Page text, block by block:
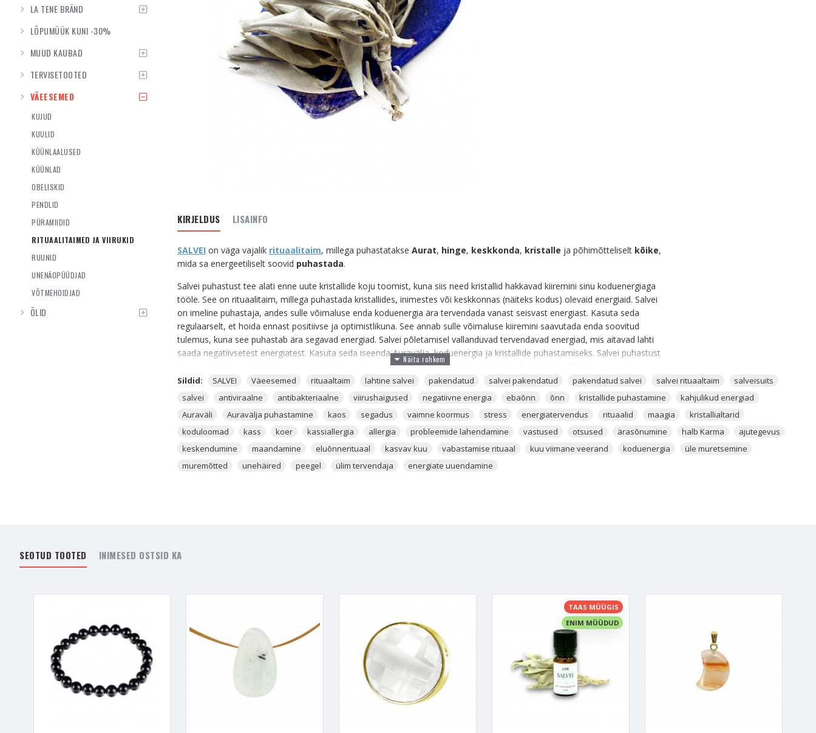
LA TENE BRÄND
LÕPUMÜÜK KUNI -30%
MUUD KAUBAD
TERVISETOOTED
VÄEESEMED
KUJUD
KUULID
KÜÜNLAALUSED
KÜÜNLAD
OBELISKID
PENDLID
PÜRAMIIDID
RITUAALITAIMED JA VIIRUKID
RUUNID
UNENÄOPÜÜDJAD
VÕTMEHOIDJAD
ÕLID
KIRJELDUS LISAINFO
SALVEI on väga vajalik rituaalitaim, millega puhastatakse Aurat, hinge, keskkonda, kristalle ja põhimõtteliselt kõike,
mida sa energeetiliselt soovid puhastada.
Salvei puhastust tee alati enne uute kristallide koju toomist, kuna siis need kristallid hakkavad kiiremini sinu koduenergiaga
tööle. See on rituaalitaim, millega puhastada kristallides, inimestes või keskkonnas (näiteks kodus) olevaid energiaid. Salvei
on imeline puhastaja, andes sulle võimaluse enda koduenergia ära tervendada vanast seisvast energiast. Kasuta seda
regulaarselt, et hoida ennast positiivse ja optimistlikuna. See annab sulle võimaluse kiiremini saavutada enda soovitud
tulemus, kuna see puhastab ära segavad energiad. Salvei põletamisel vallanduvad tervendavad energiad, mis aitavad lahti
saada negatiivsetest energiatest. Kasuta seda iseenda Auravälja, koduenergia ja kristallide puhastamiseks. Salvei puhastust
tee iseenda Auraväljale, kui sa soovid lahti saada muremõtetest, stressist, unehäirest või ükskõik millisest segavast
vaimsest energiast. Salvei on ennekõike taim, millega eemale tõrjuda halbu hingesid ja energiat.
Salvei taime kasutatakse erinevate rituaalitõrvikute koostamisel ühel konkreetsel põhjusel - see aitab teistel taimedel
aktiivsemalt tegutseda. Salvei puhastab ära kogu negatiivse energia, lastes teistel taimedel enda maagiat teha.
SALVEI RITUAALITAIM
- Salvei on antiviraalse ja antibakteriaalse toimega ning seetõttu on seda koduseinte vahel väga kasulik põletada. See
puhastab koduõhust haigustekitajaid, mida sa võid endale teadmata sisse hingata. Salveid on viirushaigustega võitlemisel
energia ehk kõik see, mille olen konkreetse kristalli kohta kirja pannud.
puhastamiseks, et vabastada nendest negatiivset energiat, mis peegeldavad sulle tagasi.
- On väga oluline vähemalt korra kuus kogu oma kodu ja kõik kristallid Salveiga ära puhastada. Kui teed seda tihedamalt,
siis seda paremini ja edukamalt kristallid sinuga töötavad.
- Salvei rituaalitaime põletamine aitab hetkega hajutada selle läheduses olevaid kahjulikke energiaid. Kui sa ise naudid Salvei
lõhna ja oled selle suitsu lähedal, siis saab kogu sinu Auraväli puhastatud.
- Soovitan Salveid põletada ajal, mil tunned, et sinu elus on kaos, sinus on palju segadust, sa ei tunne end emotsionaalselt
hästi, vaimne koormus on suur ja stressirohkeid olukordi tekib üha rohkem. Salvei aitab pidurdada säärase energia
Sildid: SALVEI Väeesemed rituaaltaim lahtine salvei pakendatud salvei pakendatud pakendatud salvei salvei rituaaltaim
salveisuits
salvei
antiviraalne antibakteriaalne viirushaigused negatiivne energia ebaõnn õnn kristallide puhastamine
kahjulikud energiad
Auraväli
Auravälja puhastamine kaos segadus vaimne koormus stress energiatervendus rituaalid maagia
kristallialtarid
koduloomad
kass koer kassiallergia allergia probleemide lahendamine vastused otsused ärasõnumine halb Karma
ajutegevus
keskendumine
maandamine eluõnnerituaal kasvav kuu vabastamise rituaal kuu viimane veerand koduenergia
üle muretsemine
muremõtted
unehäired peegel ülim tervendaja energiate uuendamine
SEOTUD TOOTED INIMESED OSTSID KA
TAAS MÜÜGIS
ENIM MÜÜDUD